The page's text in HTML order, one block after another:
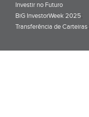
Investir no Futuro
BiG InvestorWeek 2025;
Transferência de Carteiras;